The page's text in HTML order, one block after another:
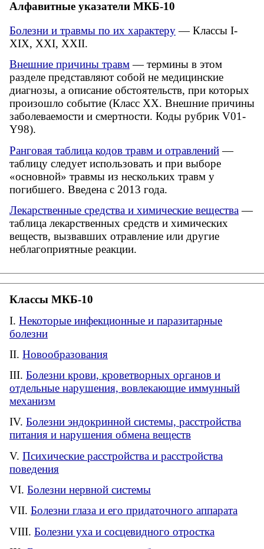
Алфавитные указатели МКБ-10
Болезни и травмы по их характеру— Классы I-
XIX, XXI, XXII.
Внешние причины травм— термины в этом
разделе представляют собой не медицинские
диагнозы, а описание обстоятельств, при которых
произошло событие (Класс XX. Внешние причины
заболеваемости и смертности. Коды рубрик V01-
Y98).
Ранговая таблица кодов травм и отравлений—
таблицу следует использовать и при выборе
«основной» травмы из нескольких травм у
погибшего. Введена с 2013 года.
Лекарственные средства и химические вещества—
таблица лекарственных средств и химических
веществ, вызвавших отравление или другие
неблагоприятные реакции.
Классы МКБ-10
Некоторые инфекционные и паразитарные
болезни
Новообразования
Болезни крови, кроветворных органов и
отдельные нарушения, вовлекающие иммунный
механизм
Болезни эндокринной системы, расстройства
питания и нарушения обмена веществ
Психические расстройства и расстройства
поведения
Болезни нервной системы
Болезни глаза и его придаточного аппарата
Болезни уха и сосцевидного отростка